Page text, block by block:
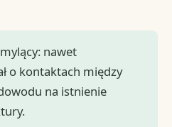
nawet
o kontaktach między
na istnienie